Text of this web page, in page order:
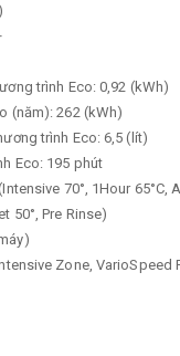
trình Eco: 0,92 (kWh)
(năm): 262 (kWh)
trình Eco: 6,5 (lít)
Eco: 195 phút
70°, 1Hour 65°C,
50°, Pre Rinse)
Zone, VarioSpeed